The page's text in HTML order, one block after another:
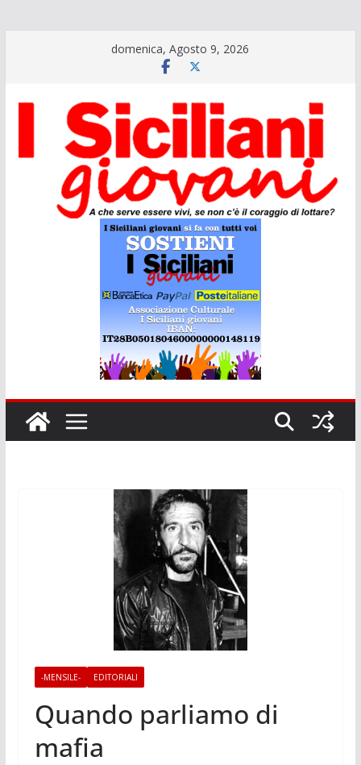
domenica, Agosto 9, 2026
-MENSILE- EDITORIALI
Quando parliamo di
mafia